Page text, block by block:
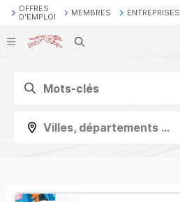
OFFRES
D'EMPLOI
MEMBRES ENTREPRISES
Recherche
Villes, départements ...